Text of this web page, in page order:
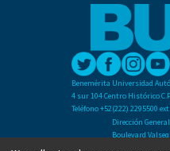
Benemérita Universidad
4 sur 104 Centro Histórico
Teléfono +52(222) 2295500
Dirección
Boulevard
Ciudad